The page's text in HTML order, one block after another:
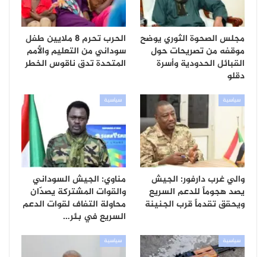
مجلس الصحوة الثوري يوضح
موقفه من تصريحات حول
القبائل الحدودية وأسرة
دقلو
الحرب تحرم 8 ملايين طفل
سوداني من التعليم والأمم
المتحدة تدق ناقوس الخطر
سياسية
والي غرب دارفور: الجيش
يصد هجوماً للدعم السريع
ويحقق تقدماً قرب الجنينة
سياسية
مناوي: الجيش السوداني
والقوات المشتركة يصدّان
محاولة التفاف لقوات الدعم
السريع في بئر…
سياسية سياسية